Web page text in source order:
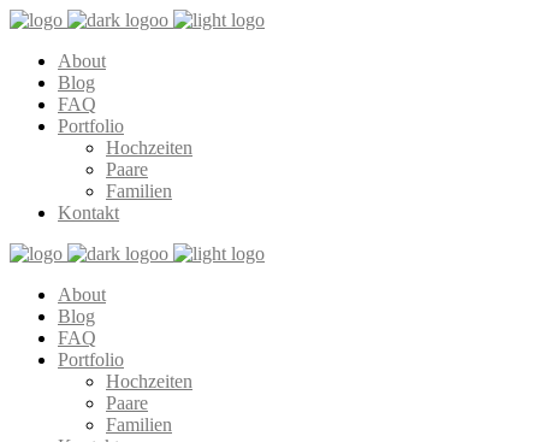
About
Blog
FAQ
Portfolio
Hochzeiten
Paare
Familien
Kontakt
About
Blog
FAQ
Portfolio
Hochzeiten
Paare
Familien